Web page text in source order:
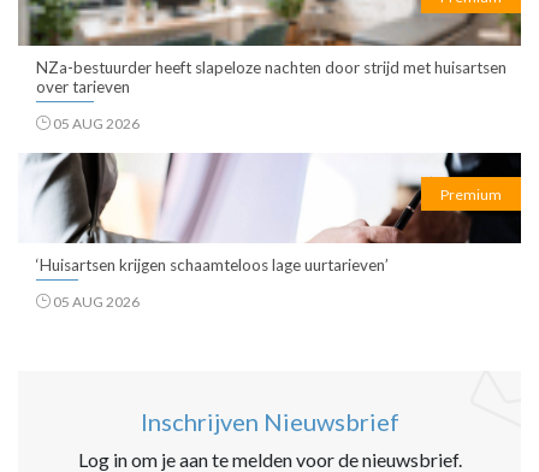
NZa-bestuurder heeft slapeloze nachten door strijd met huisartsen
over tarieven
05 AUG 2026
Premium
‘Huisartsen krijgen schaamteloos lage uurtarieven’
05 AUG 2026
Inschrijven Nieuwsbrief
Log in om je aan te melden voor de nieuwsbrief.